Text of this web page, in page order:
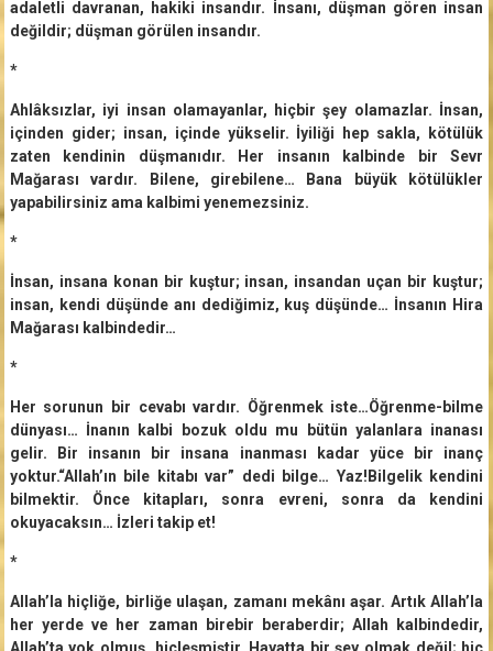
adaletli davranan, hakiki insandır. İnsanı, düşman gören insan
değildir; düşman görülen insandır.
*
Ahlâksızlar, iyi insan olamayanlar, hiçbir şey olamazlar. İnsan,
içinden gider; insan, içinde yükselir. İyiliği hep sakla, kötülük
zaten kendinin düşmanıdır. Her insanın kalbinde bir Sevr
Mağarası vardır. Bilene, girebilene… Bana büyük kötülükler
yapabilirsiniz ama kalbimi yenemezsiniz.
*
İnsan, insana konan bir kuştur; insan, insandan uçan bir kuştur;
insan, kendi düşünde anı dediğimiz, kuş düşünde… İnsanın Hira
Mağarası kalbindedir…
*
Her sorunun bir cevabı vardır. Öğrenmek iste…Öğrenme-bilme
dünyası… İnanın kalbi bozuk oldu mu bütün yalanlara inanası
gelir. Bir insanın bir insana inanması kadar yüce bir inanç
yoktur.“Allah’ın bile kitabı var” dedi bilge… Yaz!Bilgelik kendini
bilmektir. Önce kitapları, sonra evreni, sonra da kendini
okuyacaksın… İzleri takip et!
*
Allah’la hiçliğe, birliğe ulaşan, zamanı mekânı aşar. Artık Allah’la
her yerde ve her zaman birebir beraberdir; Allah kalbindedir,